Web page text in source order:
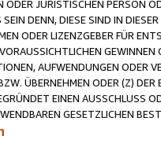
ODER JURISTISCHEN PERSON
DENN, DIESE SIND IN
ODER LIZENZGEBER FÜR
AUFWENDUNGEN ODER
ÜBERNEHMEN ODER (Z)
EINEN AUSSCHLUSS
GESETZLICHEN